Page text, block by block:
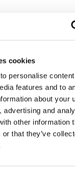
cookies
personalise
features and to
about your
advertising and
other information
or that they’ve
M L
TIL KURV